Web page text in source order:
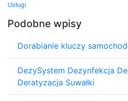
Usługi
Podobne wpisy
Dorabianie kluczy
DezySystem Dezynfekcja
Deratyzacja Suwałki